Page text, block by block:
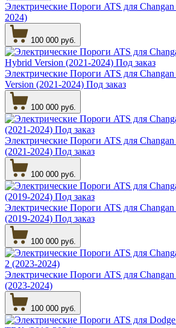
Электрические Пороги ATS для
2024)
100 000 руб.
Электрические Пороги ATS для
Version (2021-2024) Под заказ
100 000 руб.
Электрические Пороги ATS для Changan
(2021-2024) Под заказ
100 000 руб.
Электрические Пороги ATS для Changan
(2019-2024) Под заказ
100 000 руб.
Электрические Пороги ATS для Changan
(2023-2024)
100 000 руб.